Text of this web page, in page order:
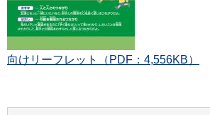
向けリーフレット（PDF：4,556KB）